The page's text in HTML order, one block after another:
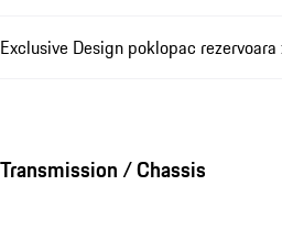
Exclusive Design poklopac
Transmission / Chassis